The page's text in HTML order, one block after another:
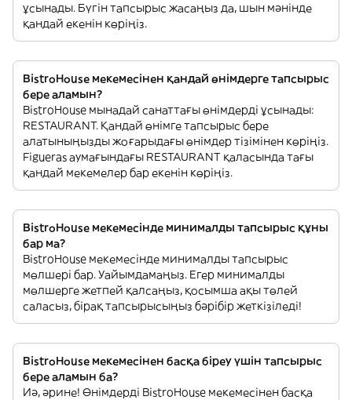
ұсынады. Бүгін тапсырыс жасаңыз да, шын мәнінде
қандай екенін көріңіз.
BistroHouse мекемесінен қандай өнімдерге тапсырыс
бере аламын?
BistroHouse мынадай санаттағы өнімдерді ұсынады:
RESTAURANT. Қандай өнімге тапсырыс бере
алатыныңызды жоғарыдағы өнімдер тізімінен көріңіз.
Figueras аумағындағы RESTAURANT қаласында тағы
қандай мекемелер бар екенін көріңіз.
BistroHouse мекемесінде минималды тапсырыс құны
бар ма?
BistroHouse мекемесінде минималды тапсырыс
мөлшері бар. Уайымдамаңыз. Егер минималды
мөлшерге жетпей қалсаңыз, қосымша ақы төлей
саласыз, бірақ тапсырысыңыз бәрібір жеткізіледі!
BistroHouse мекемесінен басқа біреу үшін тапсырыс
бере аламын ба?
Иә, әрине! Өнімдерді BistroHouse мекемесінен басқа